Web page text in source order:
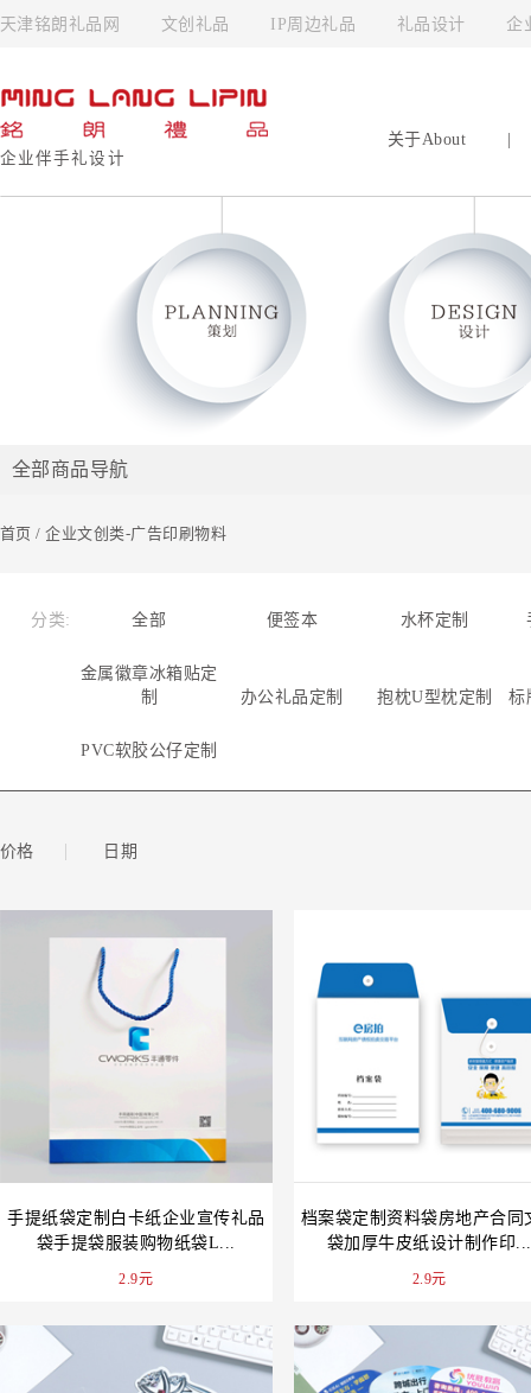
天津铭朗礼品网 文创礼品 IP周边礼品 礼品设计 企
企业伴手礼设计
关于About
全部商品导航
首页 / 企业文创类-广告印刷物料
分类: 全部 便签本 水杯定制
金属徽章冰箱贴定
制
办公礼品定制 抱枕U型枕定制 标
PVC软胶公仔定制
价格 | 日期
手提纸袋定制白卡纸企业宣传礼品
袋手提袋服装购物纸袋L...
2.9元
档案袋定制资料袋房地产合同
袋加厚牛皮纸设计制作印...
2.9元